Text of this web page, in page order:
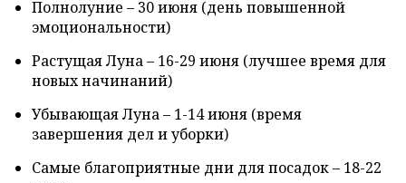
Полнолуние – 30 июня (день повышенной
эмоциональности)
Растущая Луна – 16-29 июня (лучшее время для
новых начинаний)
Убывающая Луна – 1-14 июня (время
завершения дел и уборки)
Самые благоприятные дни для посадок – 18-22